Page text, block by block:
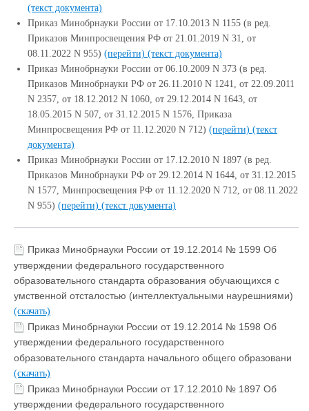
(текст документа)
Приказ Минобрнауки России от 17.10.2013 N 1155 (в ред.
Приказов Минпросвещения РФ от 21.01.2019 N 31, от
08.11.2022 N 955) (перейти) (текст документа)
Приказ Минобрнауки России от 06.10.2009 N 373 (в ред.
Приказов Минобрнауки РФ от 26.11.2010 N 1241, от 22.09.2011
N 2357, от 18.12.2012 N 1060, от 29.12.2014 N 1643, от
18.05.2015 N 507, от 31.12.2015 N 1576, Приказа
Минпросвещения РФ от 11.12.2020 N 712) (перейти) (текст
документа)
Приказ Минобрнауки России от 17.12.2010 N 1897 (в ред.
Приказов Минобрнауки РФ от 29.12.2014 N 1644, от 31.12.2015
N 1577, Минпросвещения РФ от 11.12.2020 N 712, от 08.11.2022
N 955) (перейти) (текст документа)
Приказ Минобрнауки России от 19.12.2014 № 1599 Об
утверждении федерального государственного
образовательного стандарта образования обучающихся с
умственной отсталостью (интеллектуальными наурешниями)
(скачать)
Приказ Минобрнауки России от 19.12.2014 № 1598 Об
утверждении федерального государственного
образовательного стандарта начального общего образовани
(скачать)
Приказ Минобрнауки России от 17.12.2010 № 1897 Об
утверждении федерального государственного